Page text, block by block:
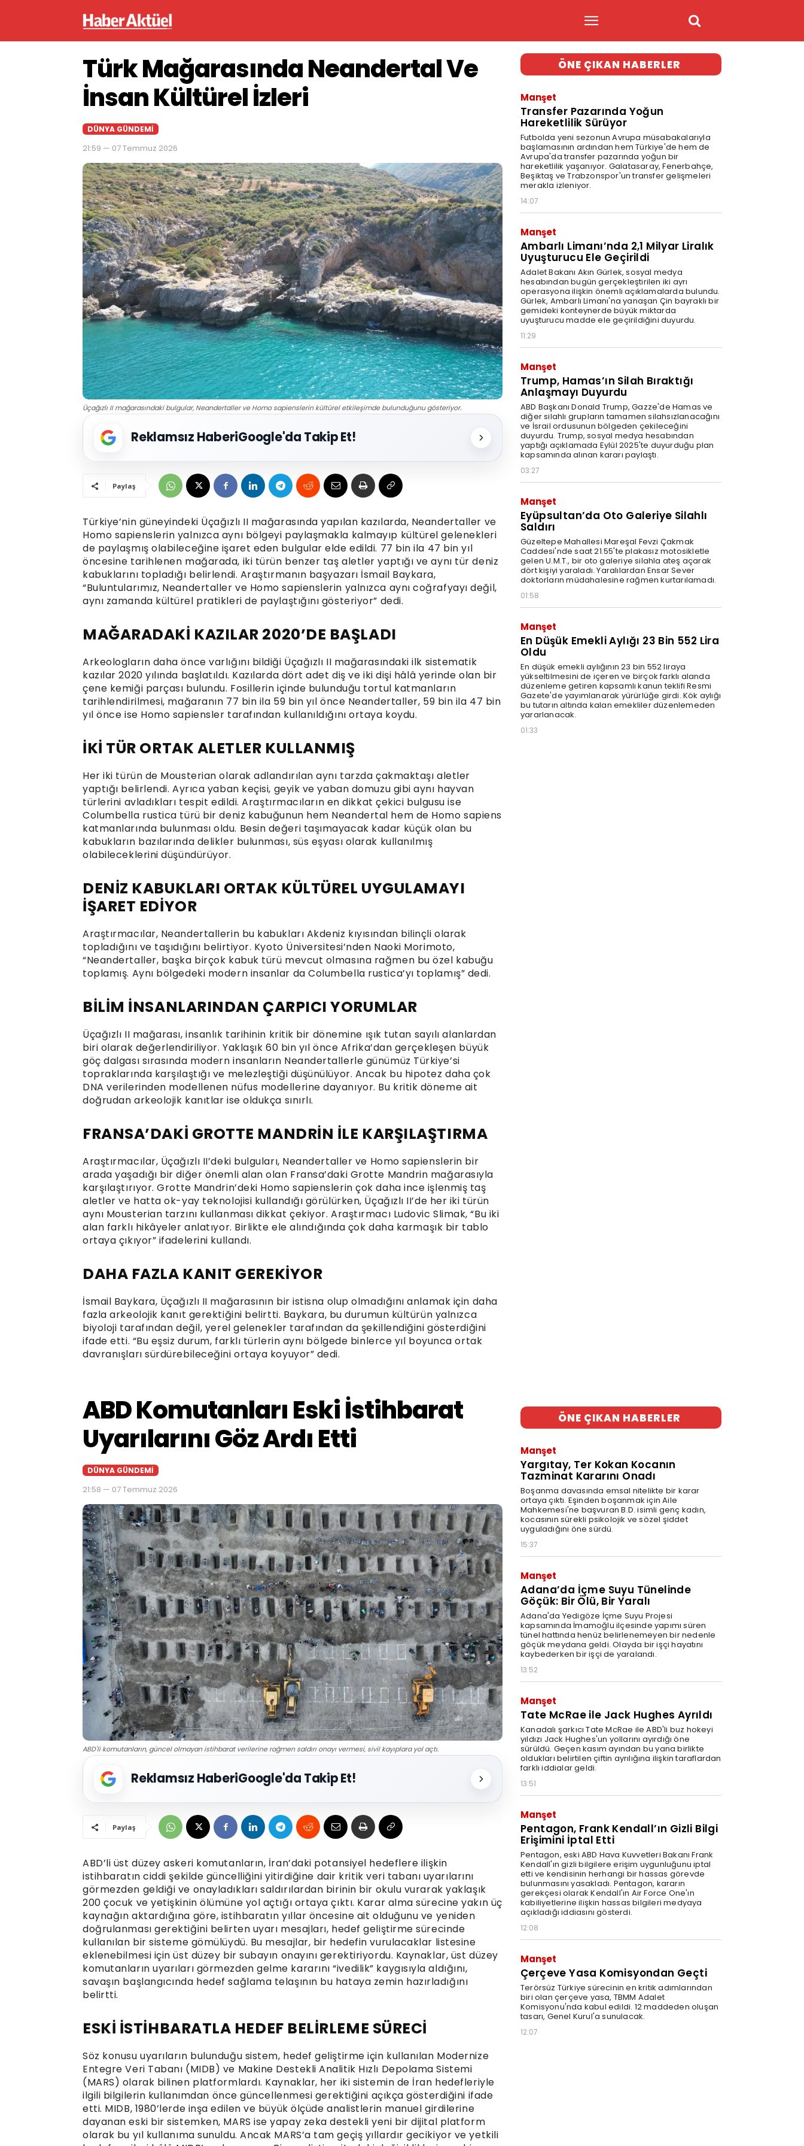
Türk Mağarasında Neandertal Ve
İnsan Kültürel İzleri
DÜNYA GÜNDEMI
21:59 — 07 Temmuz 2026
Üçağızlı II mağarasındaki bulgular, Neandertaller ve Homo sapienslerin kültürel etkileşimde bulunduğunu gösteriyor.
Reklamsız HaberiGoogle'da Takip Et!
Paylaş
Türkiye’nin güneyindeki Üçağızlı II mağarasında yapılan kazılarda, Neandertaller ve
Homo sapienslerin yalnızca aynı bölgeyi paylaşmakla kalmayıp kültürel gelenekleri
de paylaşmış olabileceğine işaret eden bulgular elde edildi. 77 bin ila 47 bin yıl
öncesine tarihlenen mağarada, iki türün benzer taş aletler yaptığı ve aynı tür deniz
kabuklarını topladığı belirlendi. Araştırmanın başyazarı İsmail Baykara,
“Buluntularımız, Neandertaller ve Homo sapienslerin yalnızca aynı coğrafyayı değil,
aynı zamanda kültürel pratikleri de paylaştığını gösteriyor” dedi.
MAĞARADAKİ KAZILAR 2020’DE BAŞLADI
Arkeologların daha önce varlığını bildiği Üçağızlı II mağarasındaki ilk sistematik
kazılar 2020 yılında başlatıldı. Kazılarda dört adet diş ve iki dişi hâlâ yerinde olan bir
çene kemiği parçası bulundu. Fosillerin içinde bulunduğu tortul katmanların
tarihlendirilmesi, mağaranın 77 bin ila 59 bin yıl önce Neandertaller, 59 bin ila 47 bin
yıl önce ise Homo sapiensler tarafından kullanıldığını ortaya koydu.
İKİ TÜR ORTAK ALETLER KULLANMIŞ
Her iki türün de Mousterian olarak adlandırılan aynı tarzda çakmaktaşı aletler
yaptığı belirlendi. Ayrıca yaban keçisi, geyik ve yaban domuzu gibi aynı hayvan
türlerini avladıkları tespit edildi. Araştırmacıların en dikkat çekici bulgusu ise
Columbella rustica türü bir deniz kabuğunun hem Neandertal hem de Homo sapiens
katmanlarında bulunması oldu. Besin değeri taşımayacak kadar küçük olan bu
kabukların bazılarında delikler bulunması, süs eşyası olarak kullanılmış
olabileceklerini düşündürüyor.
DENİZ KABUKLARI ORTAK KÜLTÜREL UYGULAMAYI
İŞARET EDİYOR
Araştırmacılar, Neandertallerin bu kabukları Akdeniz kıyısından bilinçli olarak
topladığını ve taşıdığını belirtiyor. Kyoto Üniversitesi’nden Naoki Morimoto,
“Neandertaller, başka birçok kabuk türü mevcut olmasına rağmen bu özel kabuğu
toplamış. Aynı bölgedeki modern insanlar da Columbella rustica’yı toplamış” dedi.
BİLİM İNSANLARINDAN ÇARPICI YORUMLAR
Üçağızlı II mağarası, insanlık tarihinin kritik bir dönemine ışık tutan sayılı alanlardan
biri olarak değerlendiriliyor. Yaklaşık 60 bin yıl önce Afrika’dan gerçekleşen büyük
göç dalgası sırasında modern insanların Neandertallerle günümüz Türkiye’si
topraklarında karşılaştığı ve melezleştiği düşünülüyor. Ancak bu hipotez daha çok
DNA verilerinden modellenen nüfus modellerine dayanıyor. Bu kritik döneme ait
doğrudan arkeolojik kanıtlar ise oldukça sınırlı.
FRANSA’DAKİ GROTTE MANDRİN İLE KARŞILAŞTIRMA
Araştırmacılar, Üçağızlı II’deki bulguları, Neandertaller ve Homo sapienslerin bir
arada yaşadığı bir diğer önemli alan olan Fransa’daki Grotte Mandrin mağarasıyla
karşılaştırıyor. Grotte Mandrin’deki Homo sapienslerin çok daha ince işlenmiş taş
aletler ve hatta ok-yay teknolojisi kullandığı görülürken, Üçağızlı II’de her iki türün
aynı Mousterian tarzını kullanması dikkat çekiyor. Araştırmacı Ludovic Slimak, “Bu iki
alan farklı hikâyeler anlatıyor. Birlikte ele alındığında çok daha karmaşık bir tablo
ortaya çıkıyor” ifadelerini kullandı.
DAHA FAZLA KANIT GEREKİYOR
İsmail Baykara, Üçağızlı II mağarasının bir istisna olup olmadığını anlamak için daha
fazla arkeolojik kanıt gerektiğini belirtti. Baykara, bu durumun kültürün yalnızca
biyoloji tarafından değil, yerel gelenekler tarafından da şekillendiğini gösterdiğini
ifade etti. “Bu eşsiz durum, farklı türlerin aynı bölgede binlerce yıl boyunca ortak
davranışları sürdürebileceğini ortaya koyuyor” dedi.
ÖNE ÇIKAN HABERLER
Manşet
Transfer Pazarında Yoğun
Hareketlilik Sürüyor
Futbolda yeni sezonun Avrupa müsabakalarıyla
başlamasının ardından hem Türkiye'de hem de
Avrupa'da transfer pazarında yoğun bir
hareketlilik yaşanıyor. Galatasaray, Fenerbahçe,
Beşiktaş ve Trabzonspor'un transfer gelişmeleri
merakla izleniyor.
14:07
Manşet
Ambarlı Limanı’nda 2,1 Milyar Liralık
Uyuşturucu Ele Geçirildi
Adalet Bakanı Akın Gürlek, sosyal medya
hesabından bugün gerçekleştirilen iki ayrı
operasyona ilişkin önemli açıklamalarda bulundu.
Gürlek, Ambarlı Limanı'na yanaşan Çin bayraklı bir
gemideki konteynerde büyük miktarda
uyuşturucu madde ele geçirildiğini duyurdu.
11:29
Manşet
Trump, Hamas’ın Silah Bıraktığı
Anlaşmayı Duyurdu
ABD Başkanı Donald Trump, Gazze'de Hamas ve
diğer silahlı grupların tamamen silahsızlanacağını
ve İsrail ordusunun bölgeden çekileceğini
duyurdu. Trump, sosyal medya hesabından
yaptığı açıklamada Eylül 2025'te duyurduğu plan
kapsamında alınan kararı paylaştı.
03:27
Manşet
Eyüpsultan’da Oto Galeriye Silahlı
Saldırı
Güzeltepe Mahallesi Mareşal Fevzi Çakmak
Caddesi'nde saat 21.55'te plakasız motosikletle
gelen U.M.T., bir oto galeriye silahla ateş açarak
dört kişiyi yaraladı. Yaralılardan Ensar Sever
doktorların müdahalesine rağmen kurtarılamadı.
01:58
Manşet
En Düşük Emekli Aylığı 23 Bin 552 Lira
Oldu
En düşük emekli aylığının 23 bin 552 liraya
yükseltilmesini de içeren ve birçok farklı alanda
düzenleme getiren kapsamlı kanun teklifi Resmi
Gazete'de yayımlanarak yürürlüğe girdi. Kök aylığı
bu tutarın altında kalan emekliler düzenlemeden
yararlanacak.
01:33